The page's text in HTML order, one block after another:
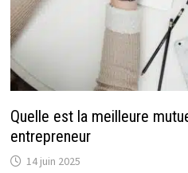
Quelle est la meilleure
entrepreneur
14 juin 2025